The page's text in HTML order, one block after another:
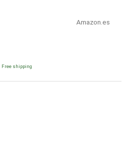
Amazon.es
Free shipping